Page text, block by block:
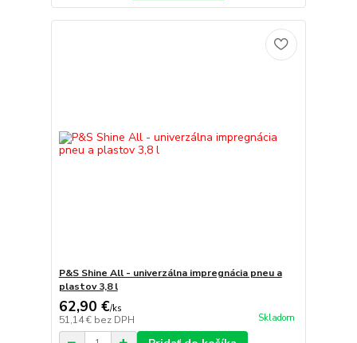
P&S Shine All - univerzálna impregnácia pneu a
plastov 3,8 l
62,90 €/ks
51,14 € bez DPH Skladom